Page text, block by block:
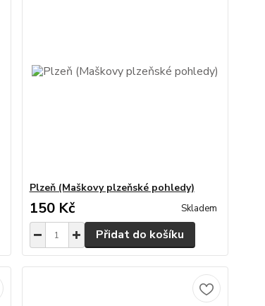
Plzeň (Maškovy plzeňské pohledy)
150 Kč Skladem
Přidat do košíku